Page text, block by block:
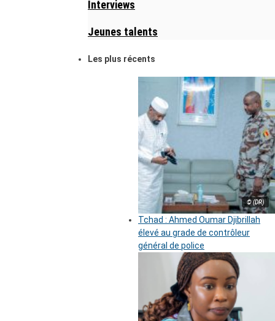
Interviews
Jeunes talents
Les plus récents
© (DR)
Tchad : Ahmed Oumar Djibrillah
élevé au grade de contrôleur
général de police